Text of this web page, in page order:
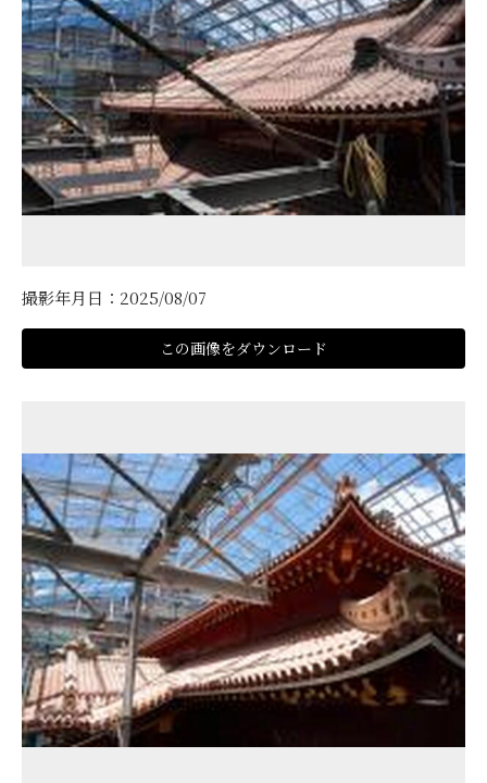
撮影年月日：2025/08/07
この画像をダウンロード